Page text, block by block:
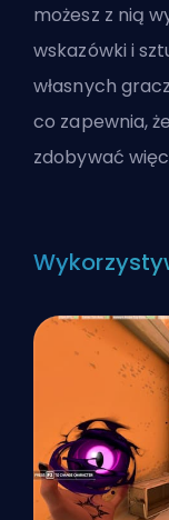
możesz z nią
wskazówki i
własnych
co zapewnia,
zdobywać